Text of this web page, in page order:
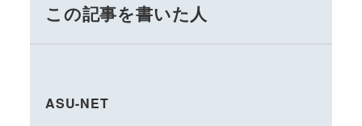
この記事を書いた人
ASU-NET